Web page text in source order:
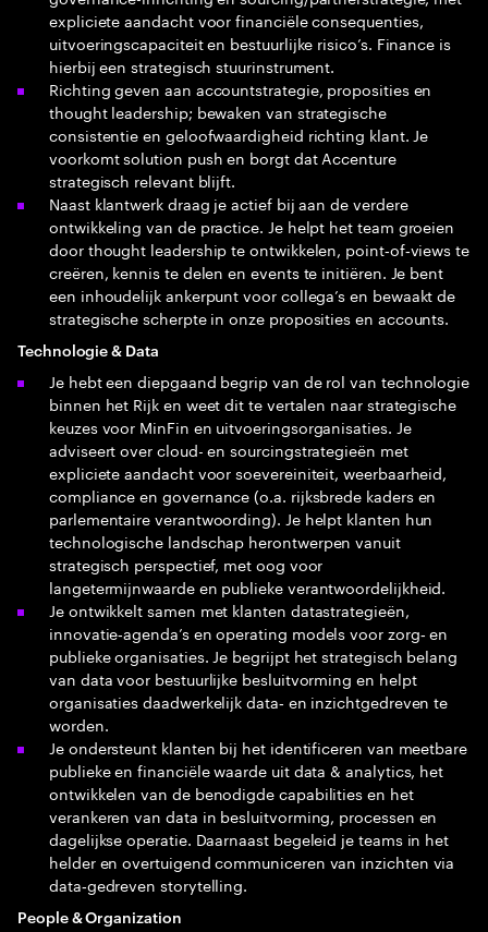
expliciete aandacht voor financiële consequenties,
uitvoeringscapaciteit en bestuurlijke risico’s. Finance is
hierbij een strategisch stuurinstrument.
Richting geven aan accountstrategie, proposities en
thought leadership; bewaken van strategische
consistentie en geloofwaardigheid richting klant. Je
voorkomt solution push en borgt dat Accenture
strategisch relevant blijft.
Naast klantwerk draag je actief bij aan de verdere
ontwikkeling van de practice. Je helpt het team groeien
door thought leadership te ontwikkelen, point‑of‑views te
creëren, kennis te delen en events te initiëren. Je bent
een inhoudelijk ankerpunt voor collega’s en bewaakt de
strategische scherpte in onze proposities en accounts.
Technologie & Data
Je hebt een diepgaand begrip van de rol van technologie
binnen het Rijk en weet dit te vertalen naar strategische
keuzes voor MinFin en uitvoeringsorganisaties. Je
adviseert over cloud- en sourcingstrategieën met
expliciete aandacht voor soevereiniteit, weerbaarheid,
compliance en governance (o.a. rijksbrede kaders en
parlementaire verantwoording). Je helpt klanten hun
technologische landschap herontwerpen vanuit
strategisch perspectief, met oog voor
langetermijnwaarde en publieke verantwoordelijkheid.
Je ontwikkelt samen met klanten datastrategieën,
innovatie‑agenda’s en operating models voor zorg‑ en
publieke organisaties. Je begrijpt het strategisch belang
van data voor bestuurlijke besluitvorming en helpt
organisaties daadwerkelijk data‑ en inzichtgedreven te
worden.
Je ondersteunt klanten bij het identificeren van meetbare
publieke en financiële waarde uit data & analytics, het
ontwikkelen van de benodigde capabilities en het
verankeren van data in besluitvorming, processen en
dagelijkse operatie. Daarnaast begeleid je teams in het
helder en overtuigend communiceren van inzichten via
data‑gedreven storytelling.
People & Organization